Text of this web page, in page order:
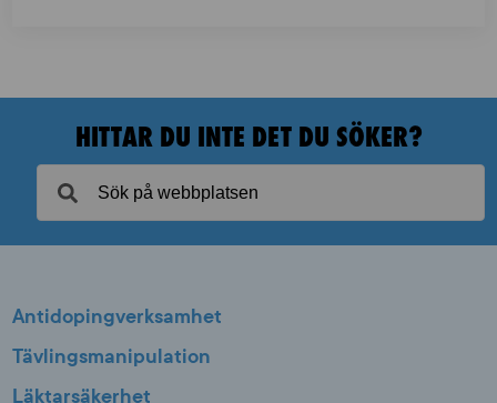
HITTAR DU INTE DET DU SÖKER?
Antidopingverksamhet
Tävlingsmanipulation
Läktarsäkerhet